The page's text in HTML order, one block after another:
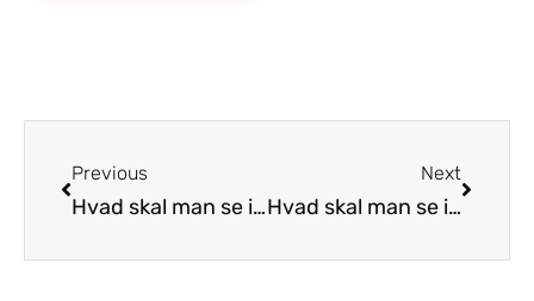
Previous
Hvad skal man se i Sydney
Next
Hvad skal man se i Sydjylland